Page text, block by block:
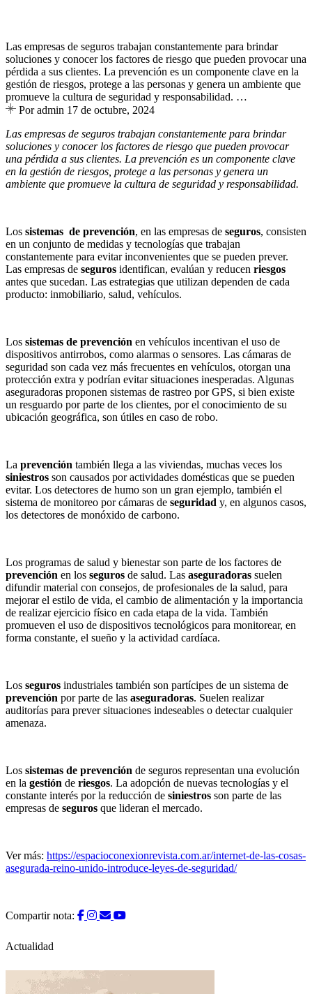
Las empresas de seguros trabajan constantemente para brindar
soluciones y conocer los factores de riesgo que pueden provocar una
pérdida a sus clientes. La prevención es un componente clave en la
gestión de riesgos, protege a las personas y genera un ambiente que
promueve la cultura de seguridad y responsabilidad. …
Por admin 17 de octubre, 2024
Las empresas de seguros trabajan constantemente para brindar
soluciones y conocer los factores de riesgo que pueden provocar
una pérdida a sus clientes. La prevención es un componente clave
en la gestión de riesgos, protege a las personas y genera un
ambiente que promueve la cultura de seguridad y responsabilidad.
Los sistemas de prevención, en las empresas de seguros, consisten
en un conjunto de medidas y tecnologías que trabajan
constantemente para evitar inconvenientes que se pueden prever.
Las empresas de seguros identifican, evalúan y reducen riesgos
antes que sucedan. Las estrategias que utilizan dependen de cada
producto: inmobiliario, salud, vehículos.
Los sistemas de prevención en vehículos incentivan el uso de
dispositivos antirrobos, como alarmas o sensores. Las cámaras de
seguridad son cada vez más frecuentes en vehículos, otorgan una
protección extra y podrían evitar situaciones inesperadas. Algunas
aseguradoras proponen sistemas de rastreo por GPS, si bien existe
un resguardo por parte de los clientes, por el conocimiento de su
ubicación geográfica, son útiles en caso de robo.
La prevención también llega a las viviendas, muchas veces los
siniestros son causados por actividades domésticas que se pueden
evitar. Los detectores de humo son un gran ejemplo, también el
sistema de monitoreo por cámaras de seguridad y, en algunos casos,
los detectores de monóxido de carbono.
Los programas de salud y bienestar son parte de los factores de
prevención en los seguros de salud. Las aseguradoras suelen
difundir material con consejos, de profesionales de la salud, para
mejorar el estilo de vida, el cambio de alimentación y la importancia
de realizar ejercicio físico en cada etapa de la vida. También
promueven el uso de dispositivos tecnológicos para monitorear, en
forma constante, el sueño y la actividad cardíaca.
Los seguros industriales también son partícipes de un sistema de
prevención por parte de las aseguradoras. Suelen realizar
auditorías para prever situaciones indeseables o detectar cualquier
amenaza.
Los sistemas de prevención de seguros representan una evolución
en la gestión de riesgos. La adopción de nuevas tecnologías y el
constante interés por la reducción de siniestros son parte de las
empresas de seguros que lideran el mercado.
Ver más: https://espacioconexionrevista.com.ar/internet-de-las-cosas-
asegurada-reino-unido-introduce-leyes-de-seguridad/
Compartir nota:
Actualidad